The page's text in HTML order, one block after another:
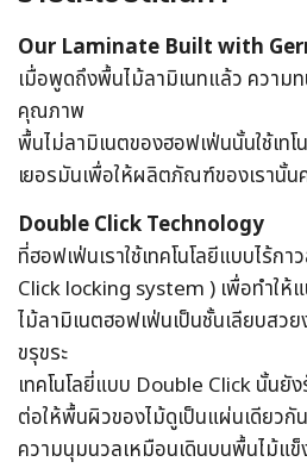
Our Laminate Built with
เมื่อพูดถึงพื้นไม้ลามิเนทแล้ว ความ
คุณภาพ
พื้นไม่ลามิเนตของฮอฟเฟ่นนั้นใช้เท
เยอรมันเพื่อให้ผลิตภัณฑ์ของเรานั้น
Double Click Technology
ที่ฮอฟเฟ่นเราใช้เทคโนโลยีแบบไร้ก
Click locking system ) เพื่อทำให้
ไม้ลามิเนตฮอฟเฟ่นเป็นชั้นเลียบสว
ขรุขระ
เทคโนโลยี่แบบ Double Click นั้นยั
ต่อให้พื้นผิวของไม้ดูเป็นแผ่นเดียวกั
ความนุมนวลเหมือนเดินบนพื้นไม้แข็